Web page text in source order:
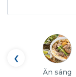
Ăn sáng
‹